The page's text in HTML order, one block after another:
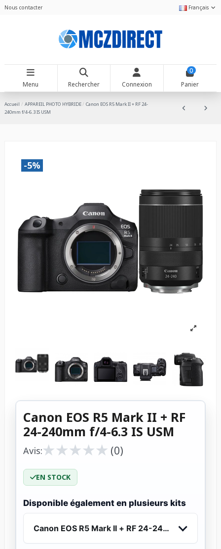
Nous contacter Français
Menu Rechercher Connexion
0
Panier
Accueil APPAREIL PHOTO HYBRIDE
Canon EOS R5 Mark II + RF 24-
240mm f/4-6.3 IS USM
-5%
Canon EOS R5 Mark II + RF
24-240mm f/4-6.3 IS USM
Avis:★
★★
★★
★★
★★
★ (0)
EN STOCK
Disponible également en plusieurs kits
Canon EOS R5 Mark II + RF 24-240mm f/4-6.3